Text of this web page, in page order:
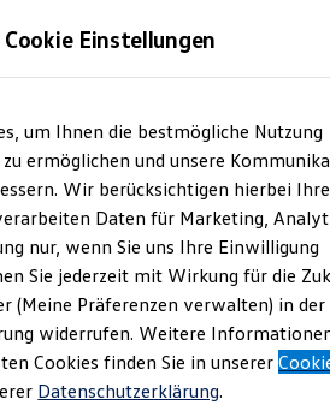
Bewertungen
Cookie Einstellungen
um Ihnen die bestmögliche Nutzung
ermöglichen und unsere
Wir berücksichtigen hierbei Ihre
Daten für Marketing,
nur, wenn Sie uns Ihre Einwilligung
Sie jederzeit mit Wirkung für die
(Meine Präferenzen verwalten) in der
widerrufen. Weitere
Cookies finden Sie in unserer
Datenschutzerklärung.